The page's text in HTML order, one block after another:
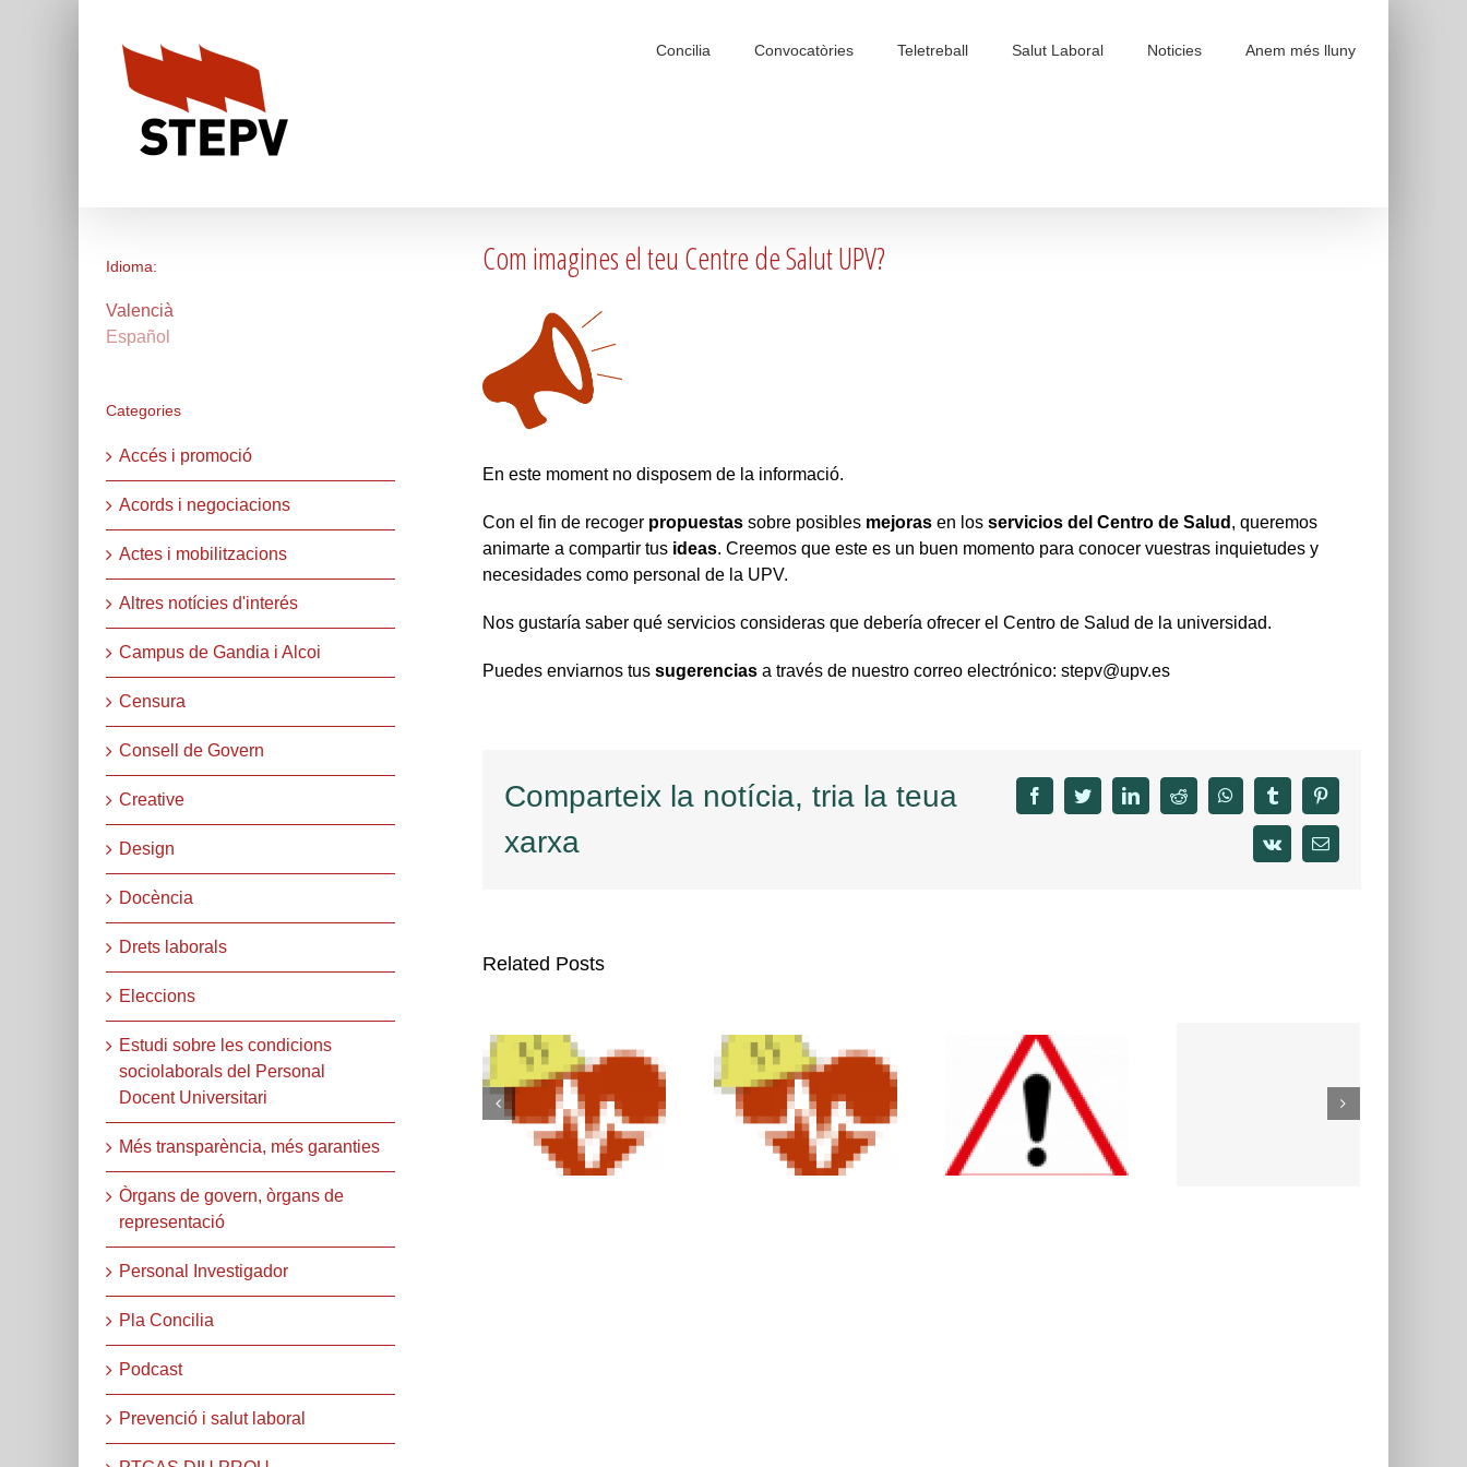
Concilia Convocatòries Teletreball Salut Laboral Noticies Anem més lluny
Com imagines el teu Centre de Salut UPV?
En este moment no disposem de la informació.
Con el fin de recoger propuestassobre posibles mejorasen los servicios del Centro de Salud , queremos
animarte a compartir tus ideas. Creemos que este es un buen momento para conocer vuestras inquietudes y
necesidades como personal de la UPV.
Nos gustaría saber qué servicios consideras que debería ofrecer el Centro de Salud de la universidad.
Puedes enviarnos tus sugerenciasa través de nuestro correo electrónico: stepv@upv.es
Comparteix la notícia, tria la teua
xarxa
facebooktwitter linkedinreddit whatsapptumblrpinterest
vk Email
Related Posts
Idioma:
Valencià
Español
Categories
Accés i promoció
Acords i negociacions
Actes i mobilitzacions
Altres notícies d'interés
Campus de Gandia i Alcoi
Censura
Consell de Govern
Creative
Design
Docència
Drets laborals
Eleccions
Estudi sobre les condicions
sociolaborals del Personal
Docent Universitari
Més transparència, més garanties
Òrgans de govern, òrgans de
representació
Personal Investigador
Pla Concilia
Podcast
Prevenció i salut laboral